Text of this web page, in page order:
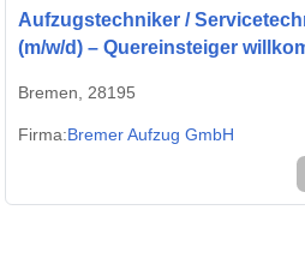
Aufzugstechniker /
(m/w/d) – Quereinsteiger
Bremen, 28195
Firma:Bremer Aufzug GmbH